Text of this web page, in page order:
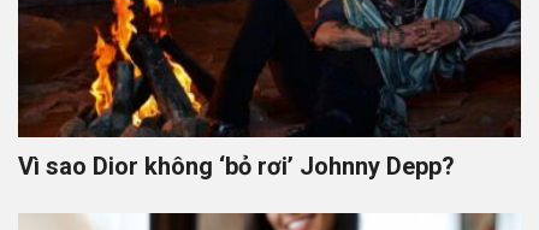
Vì sao Dior không ‘bỏ rơi’ Johnny Depp?